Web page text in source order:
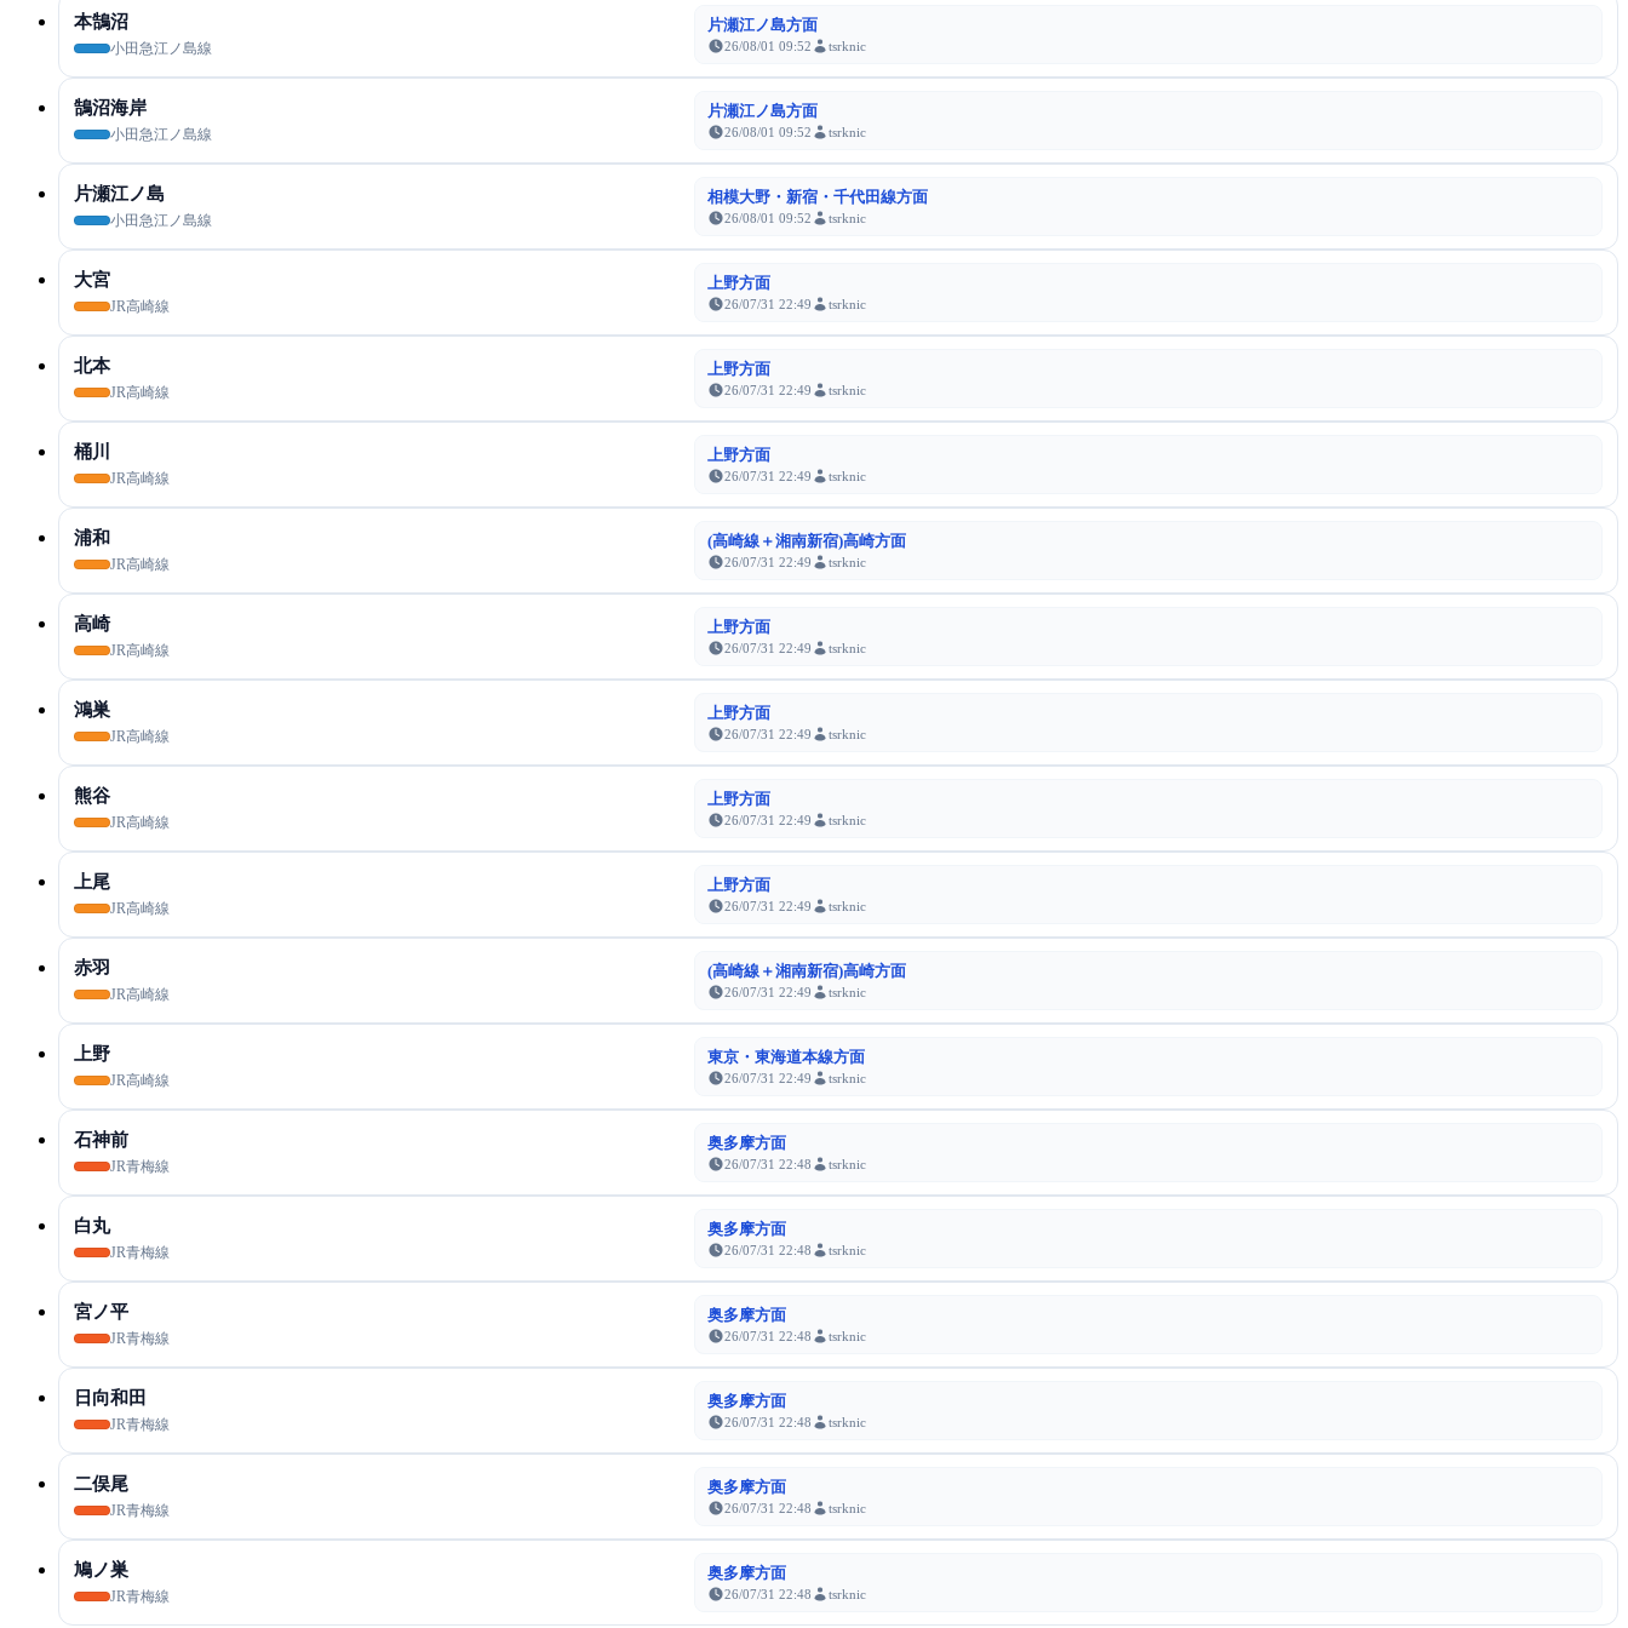
本鵠沼
小田急江ノ島線
片瀬江ノ島方面
26/08/01 09:52 tsrknic
鵠沼海岸
小田急江ノ島線
片瀬江ノ島方面
26/08/01 09:52 tsrknic
片瀬江ノ島
小田急江ノ島線
相模大野・新宿・千代田線方面
26/08/01 09:52 tsrknic
大宮
JR高崎線
上野方面
26/07/31 22:49 tsrknic
北本
JR高崎線
上野方面
26/07/31 22:49 tsrknic
桶川
JR高崎線
上野方面
26/07/31 22:49 tsrknic
浦和
JR高崎線
(高崎線＋湘南新宿)高崎方面
26/07/31 22:49 tsrknic
高崎
JR高崎線
上野方面
26/07/31 22:49 tsrknic
鴻巣
JR高崎線
上野方面
26/07/31 22:49 tsrknic
熊谷
JR高崎線
上野方面
26/07/31 22:49 tsrknic
上尾
JR高崎線
上野方面
26/07/31 22:49 tsrknic
赤羽
JR高崎線
(高崎線＋湘南新宿)高崎方面
26/07/31 22:49 tsrknic
上野
JR高崎線
東京・東海道本線方面
26/07/31 22:49 tsrknic
石神前
JR青梅線
奥多摩方面
26/07/31 22:48 tsrknic
白丸
JR青梅線
奥多摩方面
26/07/31 22:48 tsrknic
宮ノ平
JR青梅線
奥多摩方面
26/07/31 22:48 tsrknic
日向和田
JR青梅線
奥多摩方面
26/07/31 22:48 tsrknic
二俣尾
JR青梅線
奥多摩方面
26/07/31 22:48 tsrknic
鳩ノ巣
JR青梅線
奥多摩方面
26/07/31 22:48 tsrknic